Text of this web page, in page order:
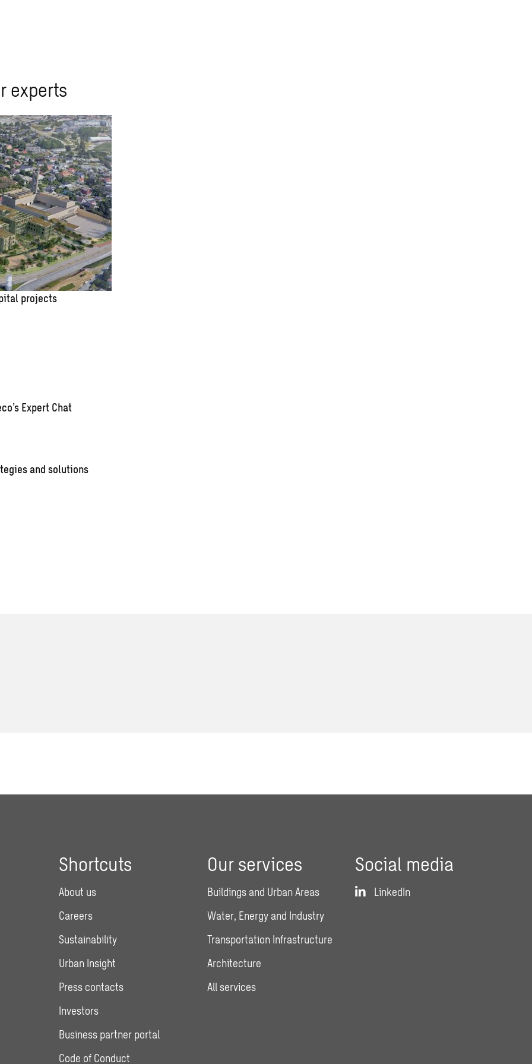
experts
projects
Expert Chat
and solutions
Shortcuts
About us
Careers
Sustainability
Urban Insight
Press contacts
Investors
Business partner portal
Code of Conduct
Our services
Buildings and Urban Areas
Water, Energy and Industry
Transportation Infrastructure
Architecture
All services
Social media
LinkedIn